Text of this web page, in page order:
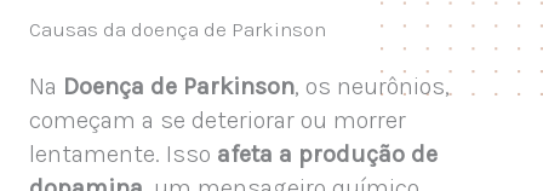
Causas da doença de Parkinson
Na Doença de Parkinson, os neurônios,
começam a se deteriorar ou morrer
lentamente. Isso afeta a produção de